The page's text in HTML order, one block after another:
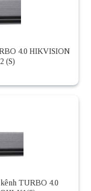
4.0 HIKVISION
(S)
TURBO 4.0